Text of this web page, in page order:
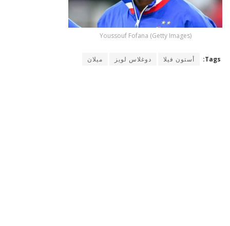
Youssouf Fofana (Getty Images)
Tags: أستون فيلا دوغلاس لويز ميلان